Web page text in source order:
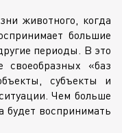
животного, когда
большие
периоды. В это
своеобразных «баз
субъекты и
Чем больше
будет воспринимать